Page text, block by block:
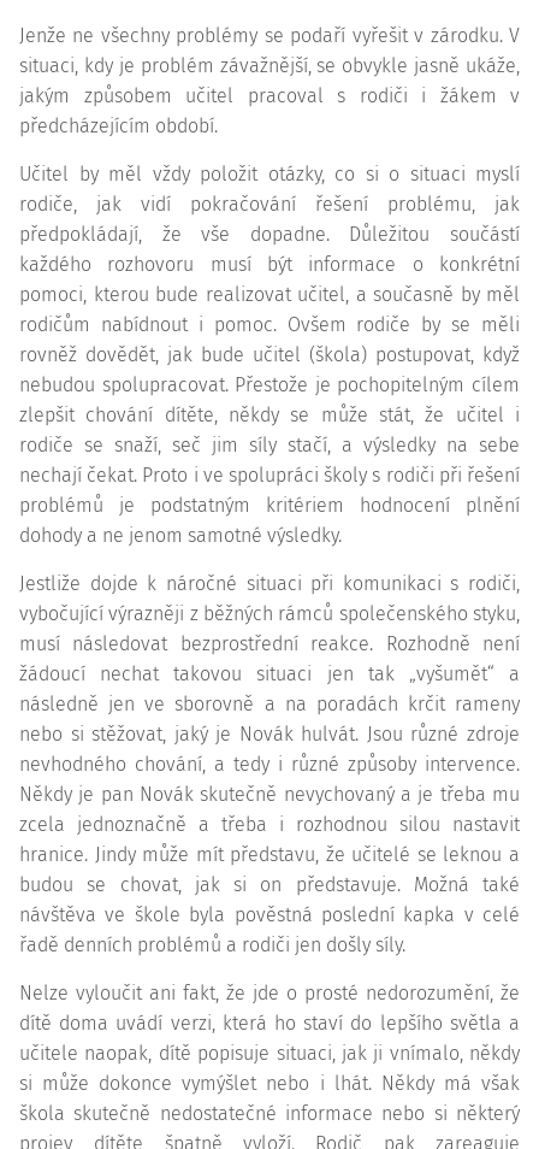
Jenže ne všechny problémy se podaří vyřešit v zárodku. V
situaci, kdy je problém závažnější, se obvykle jasně ukáže,
jakým způsobem učitel pracoval s rodiči i žákem v
předcházejícím období.
Učitel by měl vždy položit otázky, co si o situaci myslí
rodiče, jak vidí pokračování řešení problému, jak
předpokládají, že vše dopadne. Důležitou součástí
každého rozhovoru musí být informace o konkrétní
pomoci, kterou bude realizovat učitel, a současně by měl
rodičům nabídnout i pomoc. Ovšem rodiče by se měli
rovněž dovědět, jak bude učitel (škola) postupovat, když
nebudou spolupracovat. Přestože je pochopitelným cílem
zlepšit chování dítěte, někdy se může stát, že učitel i
rodiče se snaží, seč jim síly stačí, a výsledky na sebe
nechají čekat. Proto i ve spolupráci školy s rodiči při řešení
problémů je podstatným kritériem hodnocení plnění
dohody a ne jenom samotné výsledky.
Jestliže dojde k náročné situaci při komunikaci s rodiči,
vybočující výrazněji z běžných rámců společenského styku,
musí následovat bezprostřední reakce. Rozhodně není
žádoucí nechat takovou situaci jen tak „vyšumět“ a
následně jen ve sborovně a na poradách krčit rameny
nebo si stěžovat, jaký je Novák hulvát. Jsou různé zdroje
nevhodného chování, a tedy i různé způsoby intervence.
Někdy je pan Novák skutečně nevychovaný a je třeba mu
zcela jednoznačně a třeba i rozhodnou silou nastavit
hranice. Jindy může mít představu, že učitelé se leknou a
budou se chovat, jak si on představuje. Možná také
návštěva ve škole byla pověstná poslední kapka v celé
řadě denních problémů a rodiči jen došly síly.
Nelze vyloučit ani fakt, že jde o prosté nedorozumění, že
dítě doma uvádí verzi, která ho staví do lepšího světla a
učitele naopak, dítě popisuje situaci, jak ji vnímalo, někdy
si může dokonce vymýšlet nebo i lhát. Někdy má však
škola skutečně nedostatečné informace nebo si některý
projev dítěte špatně vyloží. Rodič pak zareaguje